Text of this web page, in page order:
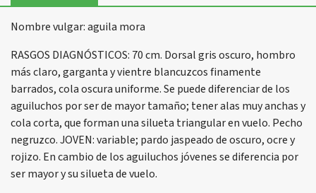
Nombre vulgar: aguila mora
RASGOS DIAGNÓSTICOS: 70 cm. Dorsal gris oscuro, hombro
más claro, garganta y vientre blancuzcos finamente
barrados, cola oscura uniforme. Se puede diferenciar de los
aguiluchos por ser de mayor tamaño; tener alas muy anchas y
cola corta, que forman una silueta triangular en vuelo. Pecho
negruzco. JOVEN: variable; pardo jaspeado de oscuro, ocre y
rojizo. En cambio de los aguiluchos jóvenes se diferencia por
ser mayor y su silueta de vuelo.